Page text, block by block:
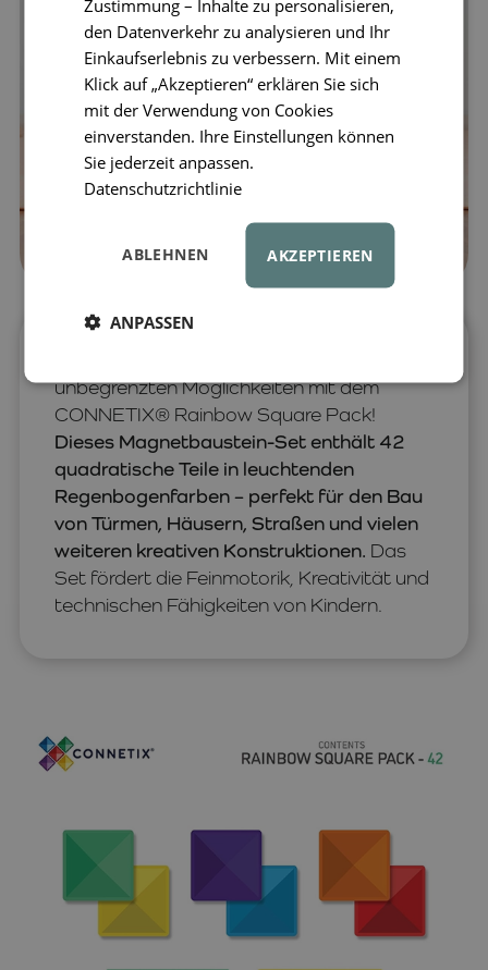
unbegrenzten Möglichkeiten mit dem
CONNETIX® Rainbow Square Pack!
Dieses Magnetbaustein-Set enthält 42
quadratische Teile in leuchtenden
Regenbogenfarben – perfekt für den Bau
von Türmen, Häusern, Straßen und vielen
weiteren kreativen Konstruktionen. Das
Set fördert die Feinmotorik, Kreativität und
technischen Fähigkeiten von Kindern.
Zustimmung – Inhalte zu personalisieren,
den Datenverkehr zu analysieren und Ihr
Einkaufserlebnis zu verbessern. Mit einem
Klick auf „Akzeptieren“ erklären Sie sich
mit der Verwendung von Cookies
einverstanden. Ihre Einstellungen können
Sie jederzeit anpassen.
Datenschutzrichtlinie
AKZEPTIEREN
ABLEHNEN
ANPASSEN